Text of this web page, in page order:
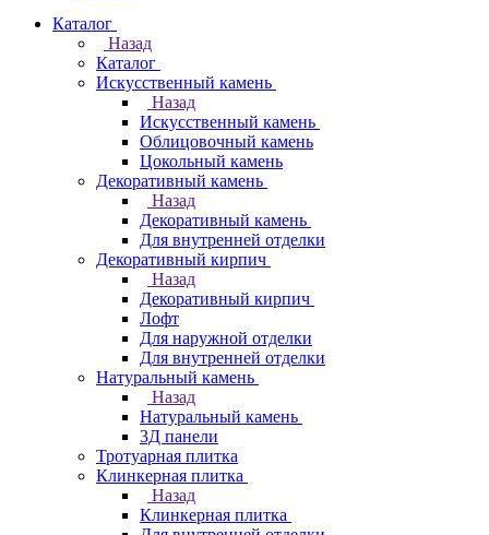
Каталог
Назад
Каталог
Искусственный камень
Назад
Искусственный камень
Облицовочный камень
Цокольный камень
Декоративный камень
Назад
Декоративный камень
Для внутренней отделки
Декоративный кирпич
Назад
Декоративный кирпич
Лофт
Для наружной отделки
Для внутренней отделки
Натуральный камень
Назад
Натуральный камень
3Д панели
Тротуарная плитка
Клинкерная плитка
Назад
Клинкерная плитка